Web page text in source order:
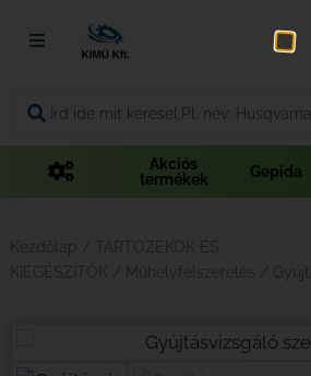
Akkumulátoros termékek
Talajápolás és tisztítás
Kenőanyagok és kannák
Akciós
termékek
Gepida
Kezdőlap
TARTOZÉKOK ÉS
KIEGÉSZÍTŐK
Műhelyfelszerelés /